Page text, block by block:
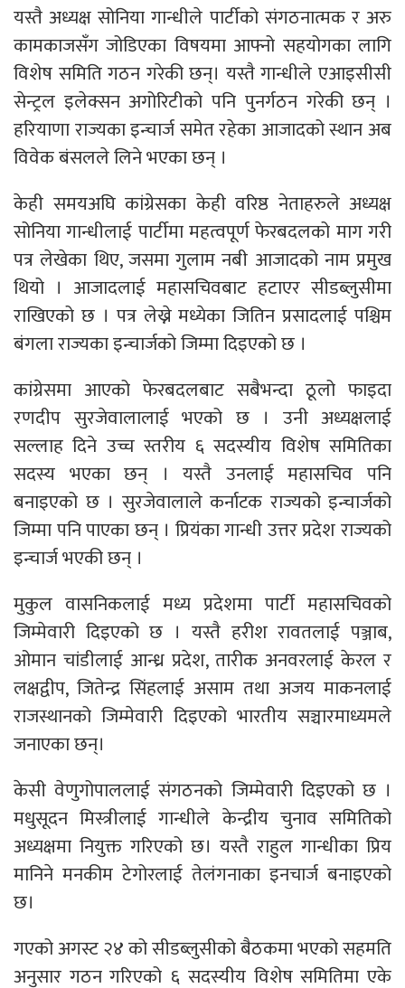
यस्तै अध्यक्ष सोनिया गान्धीले पार्टीको संगठनात्मक र अरु
कामकाजसँग जोडिएका विषयमा आफ्नो सहयोगका लागि
विशेष समिति गठन गरेकी छन्। यस्तै गान्धीले एआइसीसी
सेन्ट्रल इलेक्सन अगोरिटीको पनि पुनर्गठन गरेकी छन् ।
हरियाणा राज्यका इन्चार्ज समेत रहेका आजादको स्थान अब
विवेक बंसलले लिने भएका छन् ।
केही समयअघि कांग्रेसका केही वरिष्ठ नेताहरुले अध्यक्ष
सोनिया गान्धीलाई पार्टीमा महत्वपूर्ण फेरबदलको माग गरी
पत्र लेखेका थिए, जसमा गुलाम नबी आजादको नाम प्रमुख
थियो । आजादलाई महासचिवबाट हटाएर सीडब्लुसीमा
राखिएको छ । पत्र लेख्ने मध्येका जितिन प्रसादलाई पश्चिम
बंगला राज्यका इन्चार्जको जिम्मा दिइएको छ ।
कांग्रेसमा आएको फेरबदलबाट सबैभन्दा ठूलो फाइदा
रणदीप सुरजेवालालाई भएको छ । उनी अध्यक्षलाई
सल्लाह दिने उच्च स्तरीय ६ सदस्यीय विशेष समितिका
सदस्य भएका छन् । यस्तै उनलाई महासचिव पनि
बनाइएको छ । सुरजेवालाले कर्नाटक राज्यको इन्चार्जको
जिम्मा पनि पाएका छन् । प्रियंका गान्धी उत्तर प्रदेश राज्यको
इन्चार्ज भएकी छन् ।
मुकुल वासनिकलाई मध्य प्रदेशमा पार्टी महासचिवको
जिम्मेवारी दिइएको छ । यस्तै हरीश रावतलाई पञ्जाब,
ओमान चांडीलाई आन्ध्र प्रदेश, तारीक अनवरलाई केरल र
लक्षद्वीप, जितेन्द्र सिंहलाई असाम तथा अजय माकनलाई
राजस्थानको जिम्मेवारी दिइएको भारतीय सञ्चारमाध्यमले
जनाएका छन्।
केसी वेणुगोपाललाई संगठनको जिम्मेवारी दिइएको छ ।
मधुसूदन मिस्त्रीलाई गान्धीले केन्द्रीय चुनाव समितिको
अध्यक्षमा नियुक्त गरिएको छ। यस्तै राहुल गान्धीका प्रिय
मानिने मनकीम टेगोरलाई तेलंगनाका इनचार्ज बनाइएको
छ।
गएको अगस्ट २४ को सीडब्लुसीको बैठकमा भएको सहमति
अनुसार गठन गरिएको ६ सदस्यीय विशेष समितिमा एके